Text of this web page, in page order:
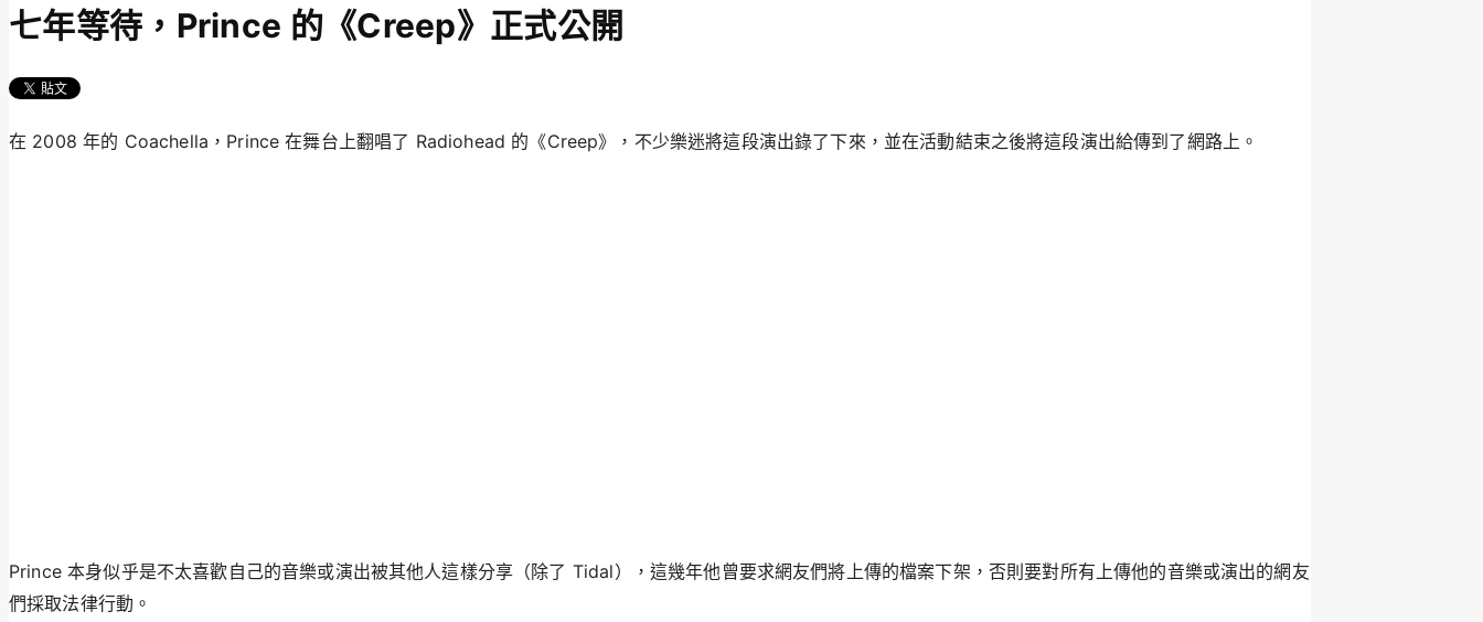
七年等待，Prince 的《Creep》正式公開
在 2008 年的 Coachella，Prince 在舞台上翻唱了 Radiohead 的《Creep》，不少樂迷將這段演出錄了下來，並在活動結束之後將這段演出給傳到了網路上。
Prince 本身似乎是不太喜歡自己的音樂或演出被其他人這樣分享（除了 Tidal），這幾年他曾要求網友們將上傳的檔案下架，否則要對所有上傳他的音樂或演出的網友
們採取法律行動。